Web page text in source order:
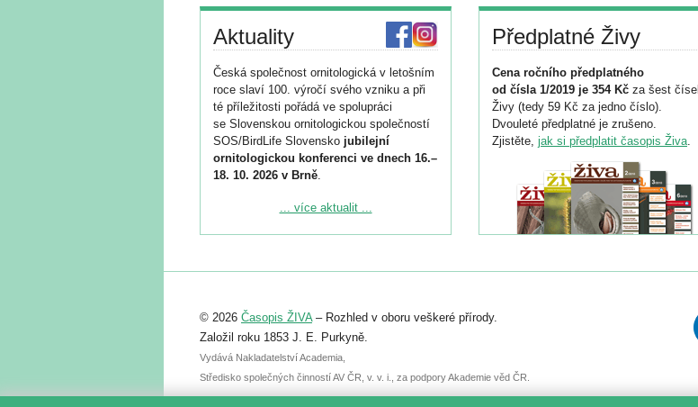
Aktuality
Česká společnost ornitologická v letošním
roce slaví 100. výročí svého vzniku a při
té příležitosti pořádá ve spolupráci
se Slovenskou ornitologickou společností
SOS/BirdLife Slovensko jubilejní
ornitologickou konferenci ve dnech 16.–
18. 10. 2026 v Brně.
Podrobnější informace ke konferenci
Registrovat se můžete do 6. září.
abstraktu přihlášené přednášky nebo
posteru je už 30. června.
... více aktualit ...
Předplatné Živy
Cena ročního předplatného
od čísla 1/2019 je 354 Kč za šest čísel
Živy (tedy 59 Kč za jedno číslo).
Dvouleté předplatné je zrušeno.
Zjistěte, jak si předplatit časopis Živa.
© 2026 Časopis ŽIVA– Rozhled v oboru veškeré přírody.
Založil roku 1853 J. E. Purkyně.
Vydává Nakladatelství Academia,
Středisko společných činností AV ČR, v. v. i., za podpory Akademie věd ČR.